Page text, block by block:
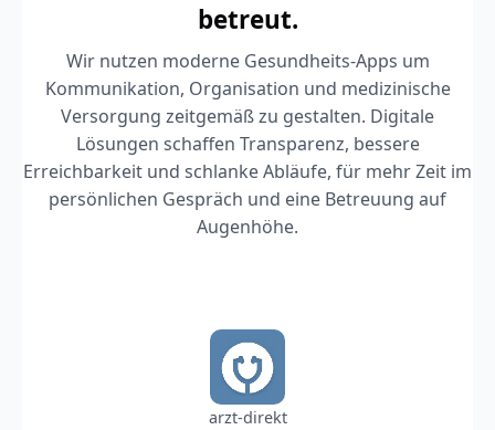
betreut.
Wir nutzen moderne Gesundheits-Apps um
Kommunikation, Organisation und medizinische
Versorgung zeitgemäß zu gestalten. Digitale
Lösungen schaffen Transparenz, bessere
Erreichbarkeit und schlanke Abläufe, für mehr Zeit im
persönlichen Gespräch und eine Betreuung auf
Augenhöhe.
arzt-direkt